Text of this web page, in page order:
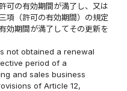
可の有効期間が満了し、又は
項（許可の有効期間）の規定
効期間が満了してその更新を
not obtained a renewal
period of a
and sales business
of Article 12,